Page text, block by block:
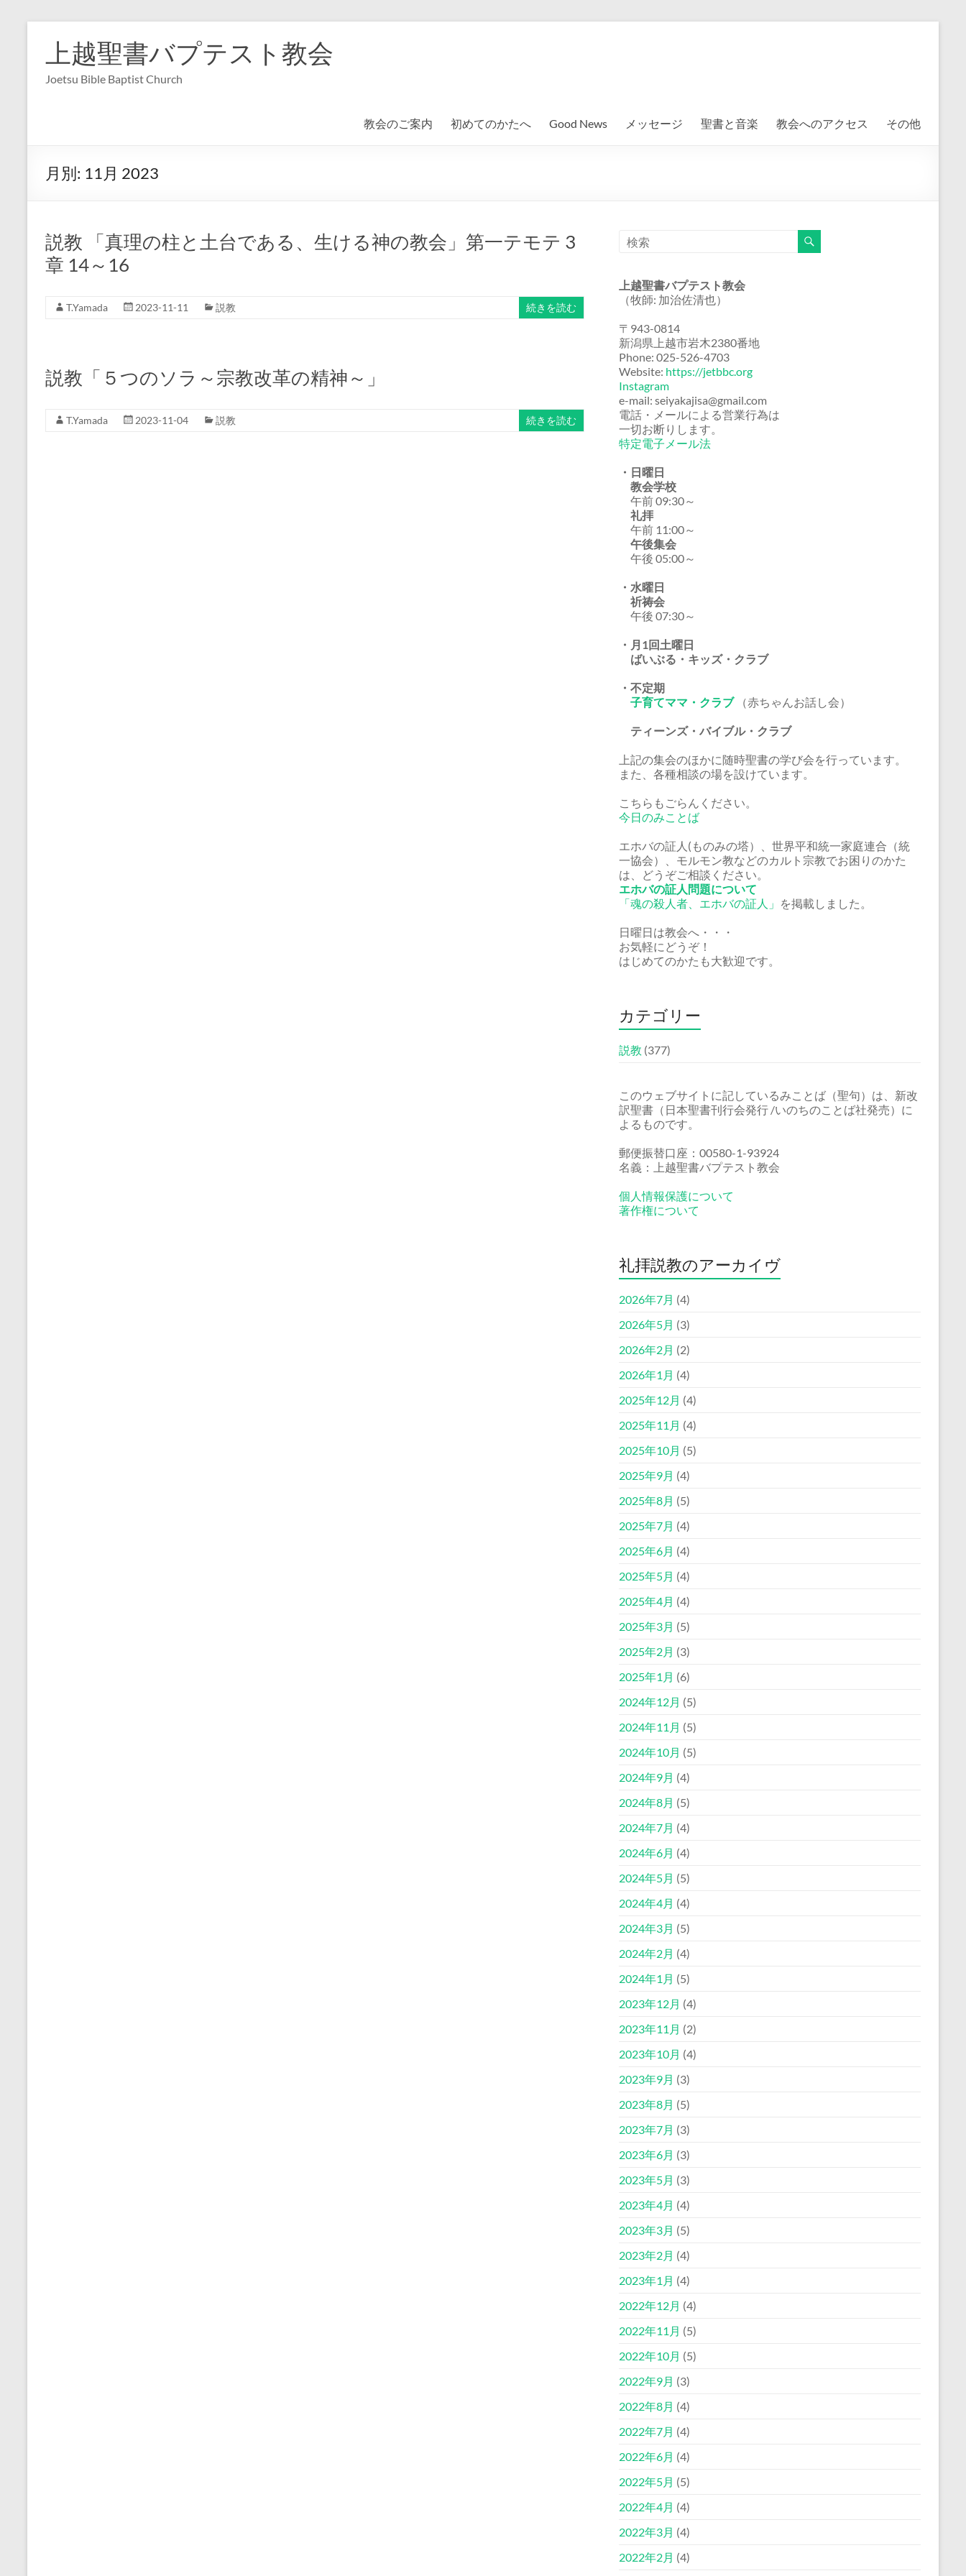
上越聖書バプテスト教会
Joetsu Bible Baptist Church
教会のご案内 初めてのかたへ Good News メッセージ 聖書と音楽 教会へのアクセス その他
月別: 11月 2023
説教 「真理の柱と土台である、生ける神の教会」第一テモテ 3
章 14～16
T.Yamada 2023-11-11 説教 続きを読む
説教「５つのソラ～宗教改革の精神～」
T.Yamada 2023-11-04 説教 続きを読む
上越聖書バプテスト教会
（牧師: 加治佐清也）
〒943-0814
新潟県上越市岩木2380番地
Phone: 025-526-4703
Website: https://jetbbc.org
Instagram
e-mail: seiyakajisa@gmail.com
電話・メールによる営業行為は
一切お断りします。
特定電子メール法
・日曜日
教会学校
午前 09:30～
礼拝
午前 11:00～
午後集会
午後 05:00～
・水曜日
祈祷会
午後 07:30～
・月1回土曜日
ばいぶる・キッズ・クラブ
・不定期
子育てママ・クラブ（赤ちゃんお話し会）
ティーンズ・バイブル・クラブ
上記の集会のほかに随時聖書の学び会を行っています。
また、各種相談の場を設けています。
こちらもごらんください。
今日のみことば
エホバの証人(ものみの塔）、世界平和統一家庭連合（統
一協会）、モルモン教などのカルト宗教でお困りのかた
は、どうぞご相談ください。
エホバの証人問題について
「魂の殺人者、エホバの証人」 を掲載しました。
日曜日は教会へ・・・
お気軽にどうぞ！
はじめてのかたも大歓迎です。
カテゴリー
説教 (377)
このウェブサイトに記しているみことば（聖句）は、新改
訳聖書（日本聖書刊行会発行 /いのちのことば社発売）に
よるものです。
郵便振替口座：00580-1-93924
名義：上越聖書バプテスト教会
個人情報保護について
著作権について
礼拝説教のアーカイヴ
2026年7月 (4)
2026年5月 (3)
2026年2月 (2)
2026年1月 (4)
2025年12月 (4)
2025年11月 (4)
2025年10月 (5)
2025年9月 (4)
2025年8月 (5)
2025年7月 (4)
2025年6月 (4)
2025年5月 (4)
2025年4月 (4)
2025年3月 (5)
2025年2月 (3)
2025年1月 (6)
2024年12月 (5)
2024年11月 (5)
2024年10月 (5)
2024年9月 (4)
2024年8月 (5)
2024年7月 (4)
2024年6月 (4)
2024年5月 (5)
2024年4月 (4)
2024年3月 (5)
2024年2月 (4)
2024年1月 (5)
2023年12月 (4)
2023年11月 (2)
2023年10月 (4)
2023年9月 (3)
2023年8月 (5)
2023年7月 (3)
2023年6月 (3)
2023年5月 (3)
2023年4月 (4)
2023年3月 (5)
2023年2月 (4)
2023年1月 (4)
2022年12月 (4)
2022年11月 (5)
2022年10月 (5)
2022年9月 (3)
2022年8月 (4)
2022年7月 (4)
2022年6月 (4)
2022年5月 (5)
2022年4月 (4)
2022年3月 (4)
2022年2月 (4)